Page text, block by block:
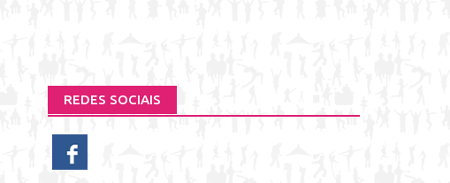
REDES SOCIAIS